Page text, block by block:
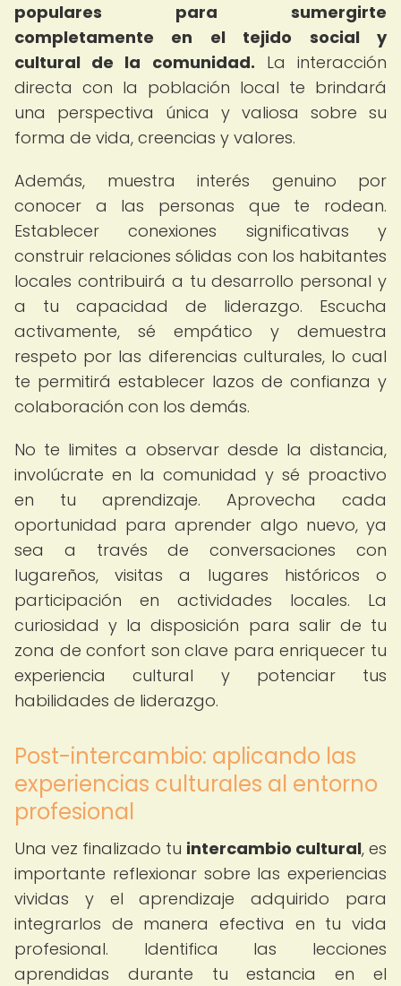
populares para sumergirte
completamente en el tejido social y
cultural de la comunidad. La interacción
directa con la población local te brindará
una perspectiva única y valiosa sobre su
forma de vida, creencias y valores.
Además, muestra interés genuino por
conocer a las personas que te rodean.
Establecer conexiones significativas y
construir relaciones sólidas con los habitantes
locales contribuirá a tu desarrollo personal y
a tu capacidad de liderazgo. Escucha
activamente, sé empático y demuestra
respeto por las diferencias culturales, lo cual
te permitirá establecer lazos de confianza y
colaboración con los demás.
No te limites a observar desde la distancia,
involúcrate en la comunidad y sé proactivo
en tu aprendizaje. Aprovecha cada
oportunidad para aprender algo nuevo, ya
sea a través de conversaciones con
lugareños, visitas a lugares históricos o
participación en actividades locales. La
curiosidad y la disposición para salir de tu
zona de confort son clave para enriquecer tu
experiencia cultural y potenciar tus
habilidades de liderazgo.
Post-intercambio: aplicando las
experiencias culturales al entorno
profesional
Una vez finalizado tu intercambio cultural, es
importante reflexionar sobre las experiencias
vividas y el aprendizaje adquirido para
integrarlos de manera efectiva en tu vida
profesional. Identifica las lecciones
aprendidas durante tu estancia en el